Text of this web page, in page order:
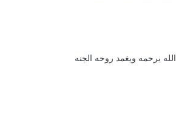
الله يرحمه ويغمد روحه الجنه